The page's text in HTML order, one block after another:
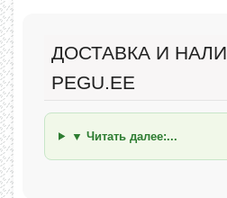
ДОСТАВКА И
PEGU.EE
▼ Читать далее:...